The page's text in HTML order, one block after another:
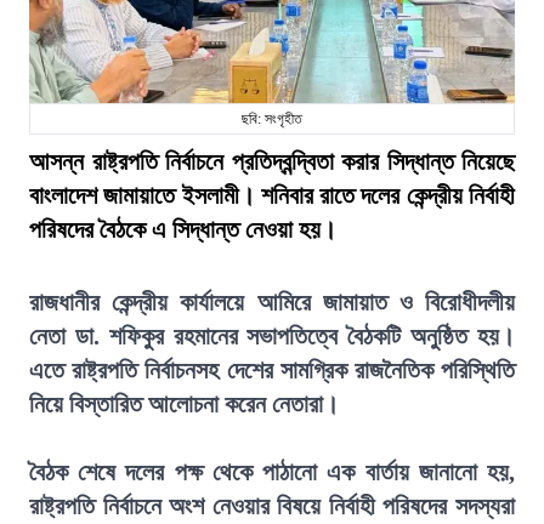
ছবি: সংগৃহীত
আসন্ন রাষ্ট্রপতি নির্বাচনে প্রতিদ্বন্দ্বিতা করার সিদ্ধান্ত নিয়েছে
বাংলাদেশ জামায়াতে ইসলামী। শনিবার রাতে দলের কেন্দ্রীয় নির্বাহী
পরিষদের বৈঠকে এ সিদ্ধান্ত নেওয়া হয়।
রাজধানীর কেন্দ্রীয় কার্যালয়ে আমিরে জামায়াত ও বিরোধীদলীয়
নেতা ডা. শফিকুর রহমানের সভাপতিত্বে বৈঠকটি অনুষ্ঠিত হয়।
এতে রাষ্ট্রপতি নির্বাচনসহ দেশের সামগ্রিক রাজনৈতিক পরিস্থিতি
নিয়ে বিস্তারিত আলোচনা করেন নেতারা।
বৈঠক শেষে দলের পক্ষ থেকে পাঠানো এক বার্তায় জানানো হয়,
রাষ্ট্রপতি নির্বাচনে অংশ নেওয়ার বিষয়ে নির্বাহী পরিষদের সদস্যরা